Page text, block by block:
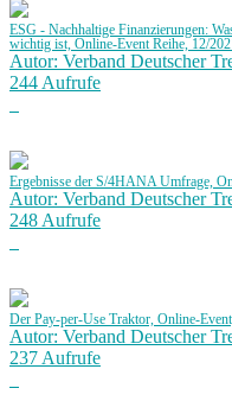
ESG - Nachhaltige Finanzierungen:
wichtig ist, Online-Event Reihe, 12/
Autor: Verband Deutscher
244 Aufrufe
Ergebnisse der S/4HANA Umfrage,
Autor: Verband Deutscher
248 Aufrufe
Der Pay-per-Use Traktor, Online-
Autor: Verband Deutscher
237 Aufrufe